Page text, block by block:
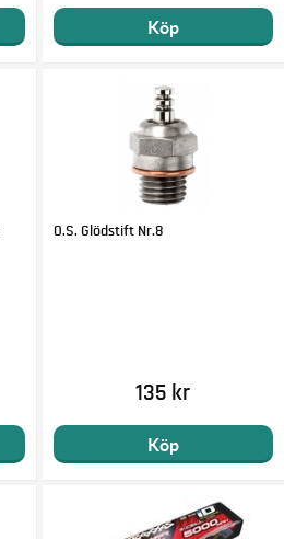
Köp
O.S. Glödstift Nr.8
135 kr
Köp